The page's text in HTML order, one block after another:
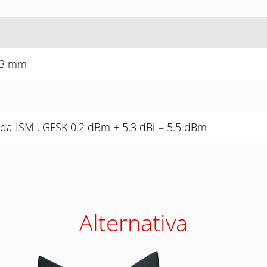
mm
ISM , GFSK 0.2 dBm + 5.3 dBi = 5.5 dBm
Alternativa